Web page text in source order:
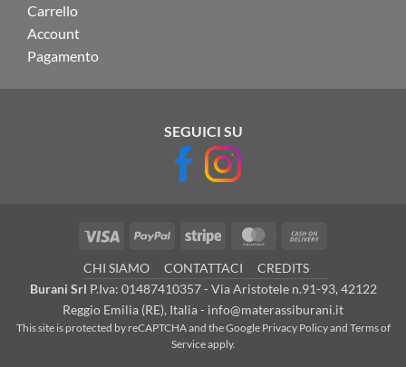
Carrello
Account
Pagamento
SEGUICI SU
Visa PayPal Stripe MasterCard
Delivery
CHI SIAMO CONTATTACI
CREDITS
Burani Srl P.Iva: 01487410357 - Via Aristotele n.91-93, 42122
Reggio Emilia (RE), Italia - info@materassiburani.it
This site is protected by reCAPTCHA and the Google Privacy Policyand Terms of
Serviceapply.